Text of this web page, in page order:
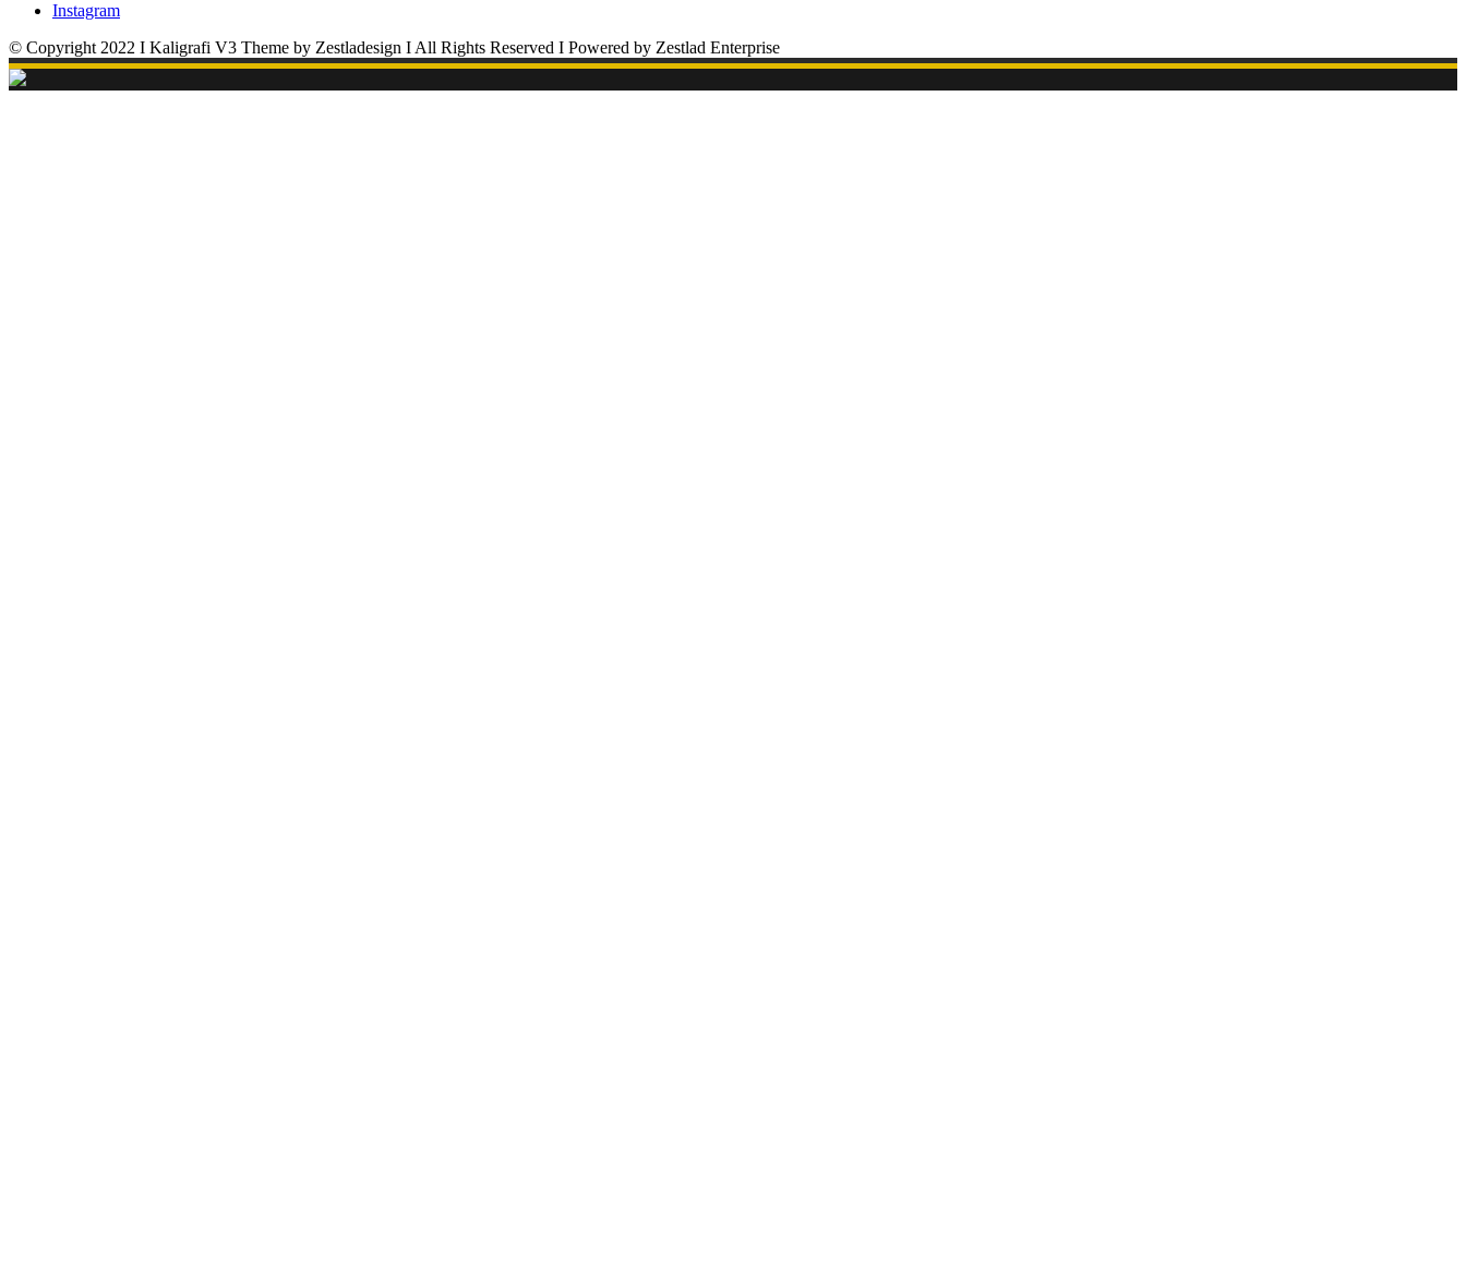
Instagram
© Copyright 2022 I Kaligrafi V3 Theme by Zestladesign I All Rights Reserved I Powered by Zestlad Enterprise